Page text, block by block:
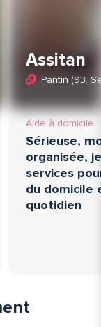
Assitan
Pantin (93.
Aide à domicile
Sérieuse,
organisée,
services
du domicile
quotidien